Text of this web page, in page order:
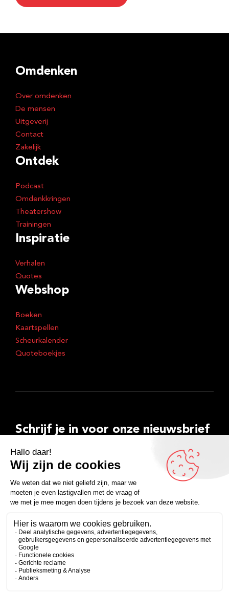
Omdenken
Over omdenken
De mensen
Uitgeverij
Contact
Zakelijk
Ontdek
Podcast
Omdenkkringen
Theatershow
Trainingen
Inspiratie
Verhalen
Quotes
Webshop
Boeken
Kaartspellen
Scheurkalender
Quoteboekjes
Schrijf je in voor onze nieuwsbrief
E-
mailadres
Inschrijven
FacebookInstagramLinkedInYouTubeSpotify
Copyright 2026